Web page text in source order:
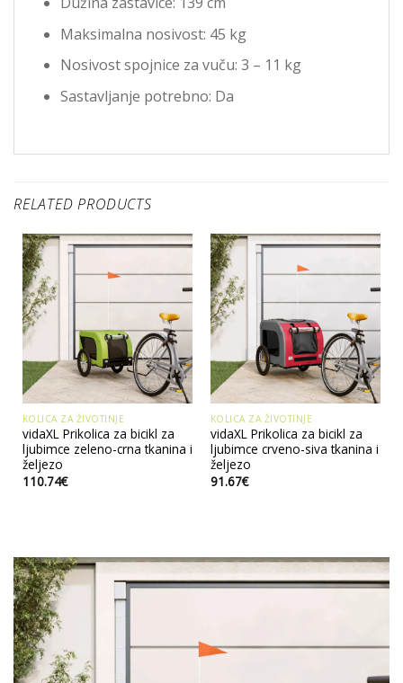
Maksimalna nosivost: 45 kg
Nosivost spojnice za vuču: 3 – 11 kg
Sastavljanje potrebno: Da
RELATED PRODUCTS
KOLICA ZA ŽIVOTINJE
vidaXL Prikolica za bicikl za
ljubimce zeleno-crna tkanina i
željezo
110.74€
KOLICA ZA ŽIVOTINJE
vidaXL Prikolica za bicikl za
ljubimce crveno-siva tkanina i
željezo
91.67€